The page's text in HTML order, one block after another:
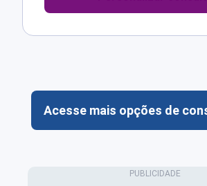
Acesse mais opções de